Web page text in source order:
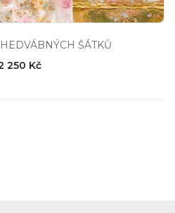
ŠÁTKŮ
250 Kč